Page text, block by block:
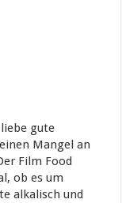
gute
Mangel an
Film Food
ob es um
alkalisch und